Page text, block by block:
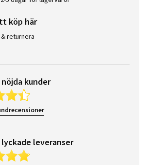
köp här
returnera
nöjda kunder
lyckade leveranser